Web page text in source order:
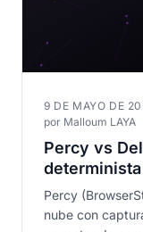
9 DE MAYO DE
por Malloum LAYA
Percy vs
Percy
nube con